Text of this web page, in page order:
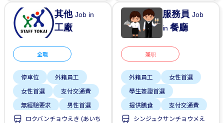
其他Job in
工廠
全職
停車位
外籍員工
女性首選
支付交通費
無經驗要求
男性首選
靠近車站
預付工資
ロクバンチョウえき (あいち
服務員Job
in餐廳
兼职
外籍員工
女性首選
學生簽證首選
提供膳食
支付交通費
每週2-3天
男性首選
シンジュクサンチョウメえ